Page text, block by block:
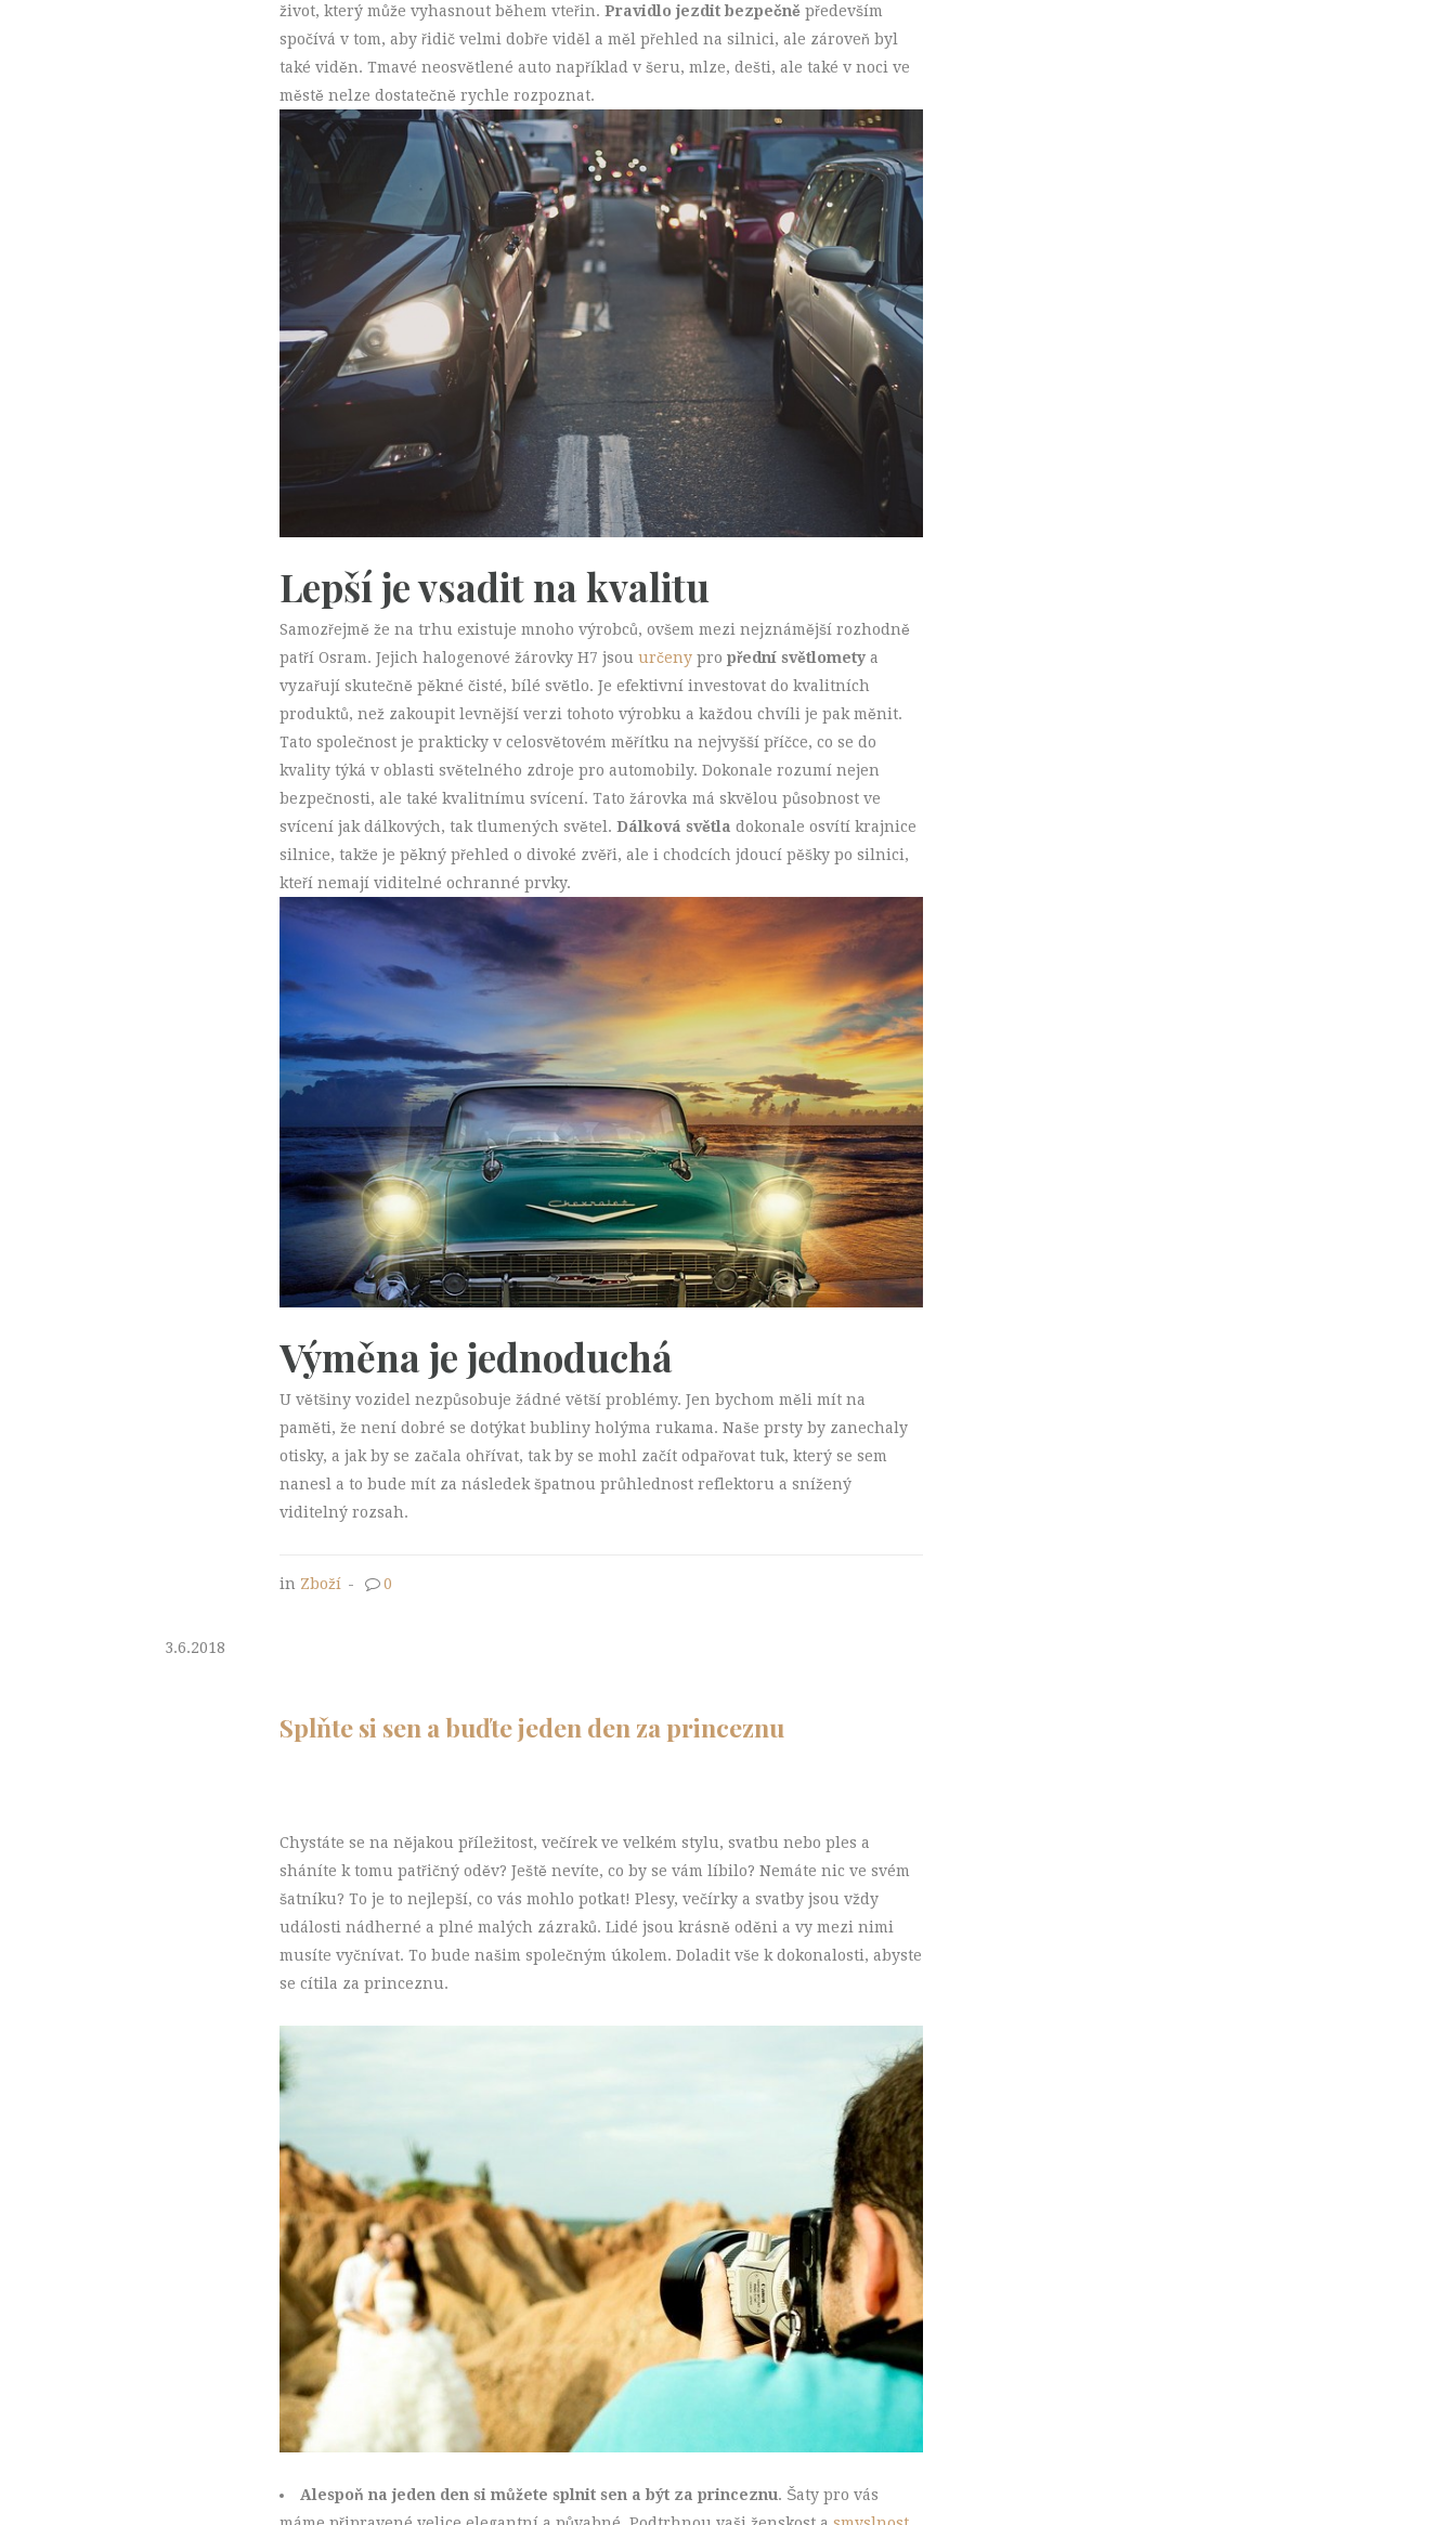
život, který může vyhasnout během vteřin. Pravidlo jezdit bezpečně především
spočívá v tom, aby řidič velmi dobře viděl a měl přehled na silnici, ale zároveň byl
také viděn. Tmavé neosvětlené auto například v šeru, mlze, dešti, ale také v noci ve
městě nelze dostatečně rychle rozpoznat.
Lepší je vsadit na kvalitu
Samozřejmě že na trhu existuje mnoho výrobců, ovšem mezi nejznámější rozhodně
patří Osram. Jejich halogenové žárovky H7 jsou určeny pro přední světlomety a
vyzařují skutečně pěkné čisté, bílé světlo. Je efektivní investovat do kvalitních
produktů, než zakoupit levnější verzi tohoto výrobku a každou chvíli je pak měnit.
Tato společnost je prakticky v celosvětovém měřítku na nejvyšší příčce, co se do
kvality týká v oblasti světelného zdroje pro automobily. Dokonale rozumí nejen
bezpečnosti, ale také kvalitnímu svícení. Tato žárovka má skvělou působnost ve
svícení jak dálkových, tak tlumených světel. Dálková světla dokonale osvítí krajnice
silnice, takže je pěkný přehled o divoké zvěři, ale i chodcích jdoucí pěšky po silnici,
kteří nemají viditelné ochranné prvky.
Výměna je jednoduchá
U většiny vozidel nezpůsobuje žádné větší problémy. Jen bychom měli mít na
paměti, že není dobré se dotýkat bubliny holýma rukama. Naše prsty by zanechaly
otisky, a jak by se začala ohřívat, tak by se mohl začít odpařovat tuk, který se sem
nanesl a to bude mít za následek špatnou průhlednost reflektoru a snížený
viditelný rozsah.
in Zboží - 0
3.6.2018
Splňte si sen a buďte jeden den za princeznu
Chystáte se na nějakou příležitost, večírek ve velkém stylu, svatbu nebo ples a
sháníte k tomu patřičný oděv? Ještě nevíte, co by se vám líbilo? Nemáte nic ve svém
šatníku? To je to nejlepší, co vás mohlo potkat! Plesy, večírky a svatby jsou vždy
události nádherné a plné malých zázraků. Lidé jsou krásně oděni a vy mezi nimi
musíte vyčnívat. To bude našim společným úkolem. Doladit vše k dokonalosti, abyste
se cítila za princeznu.
Alespoň na jeden den si můžete splnit sen a být za princeznu. Šaty pro vás